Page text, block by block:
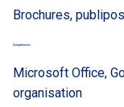
Brochures,
Compétences
Microsoft Office,
organisation